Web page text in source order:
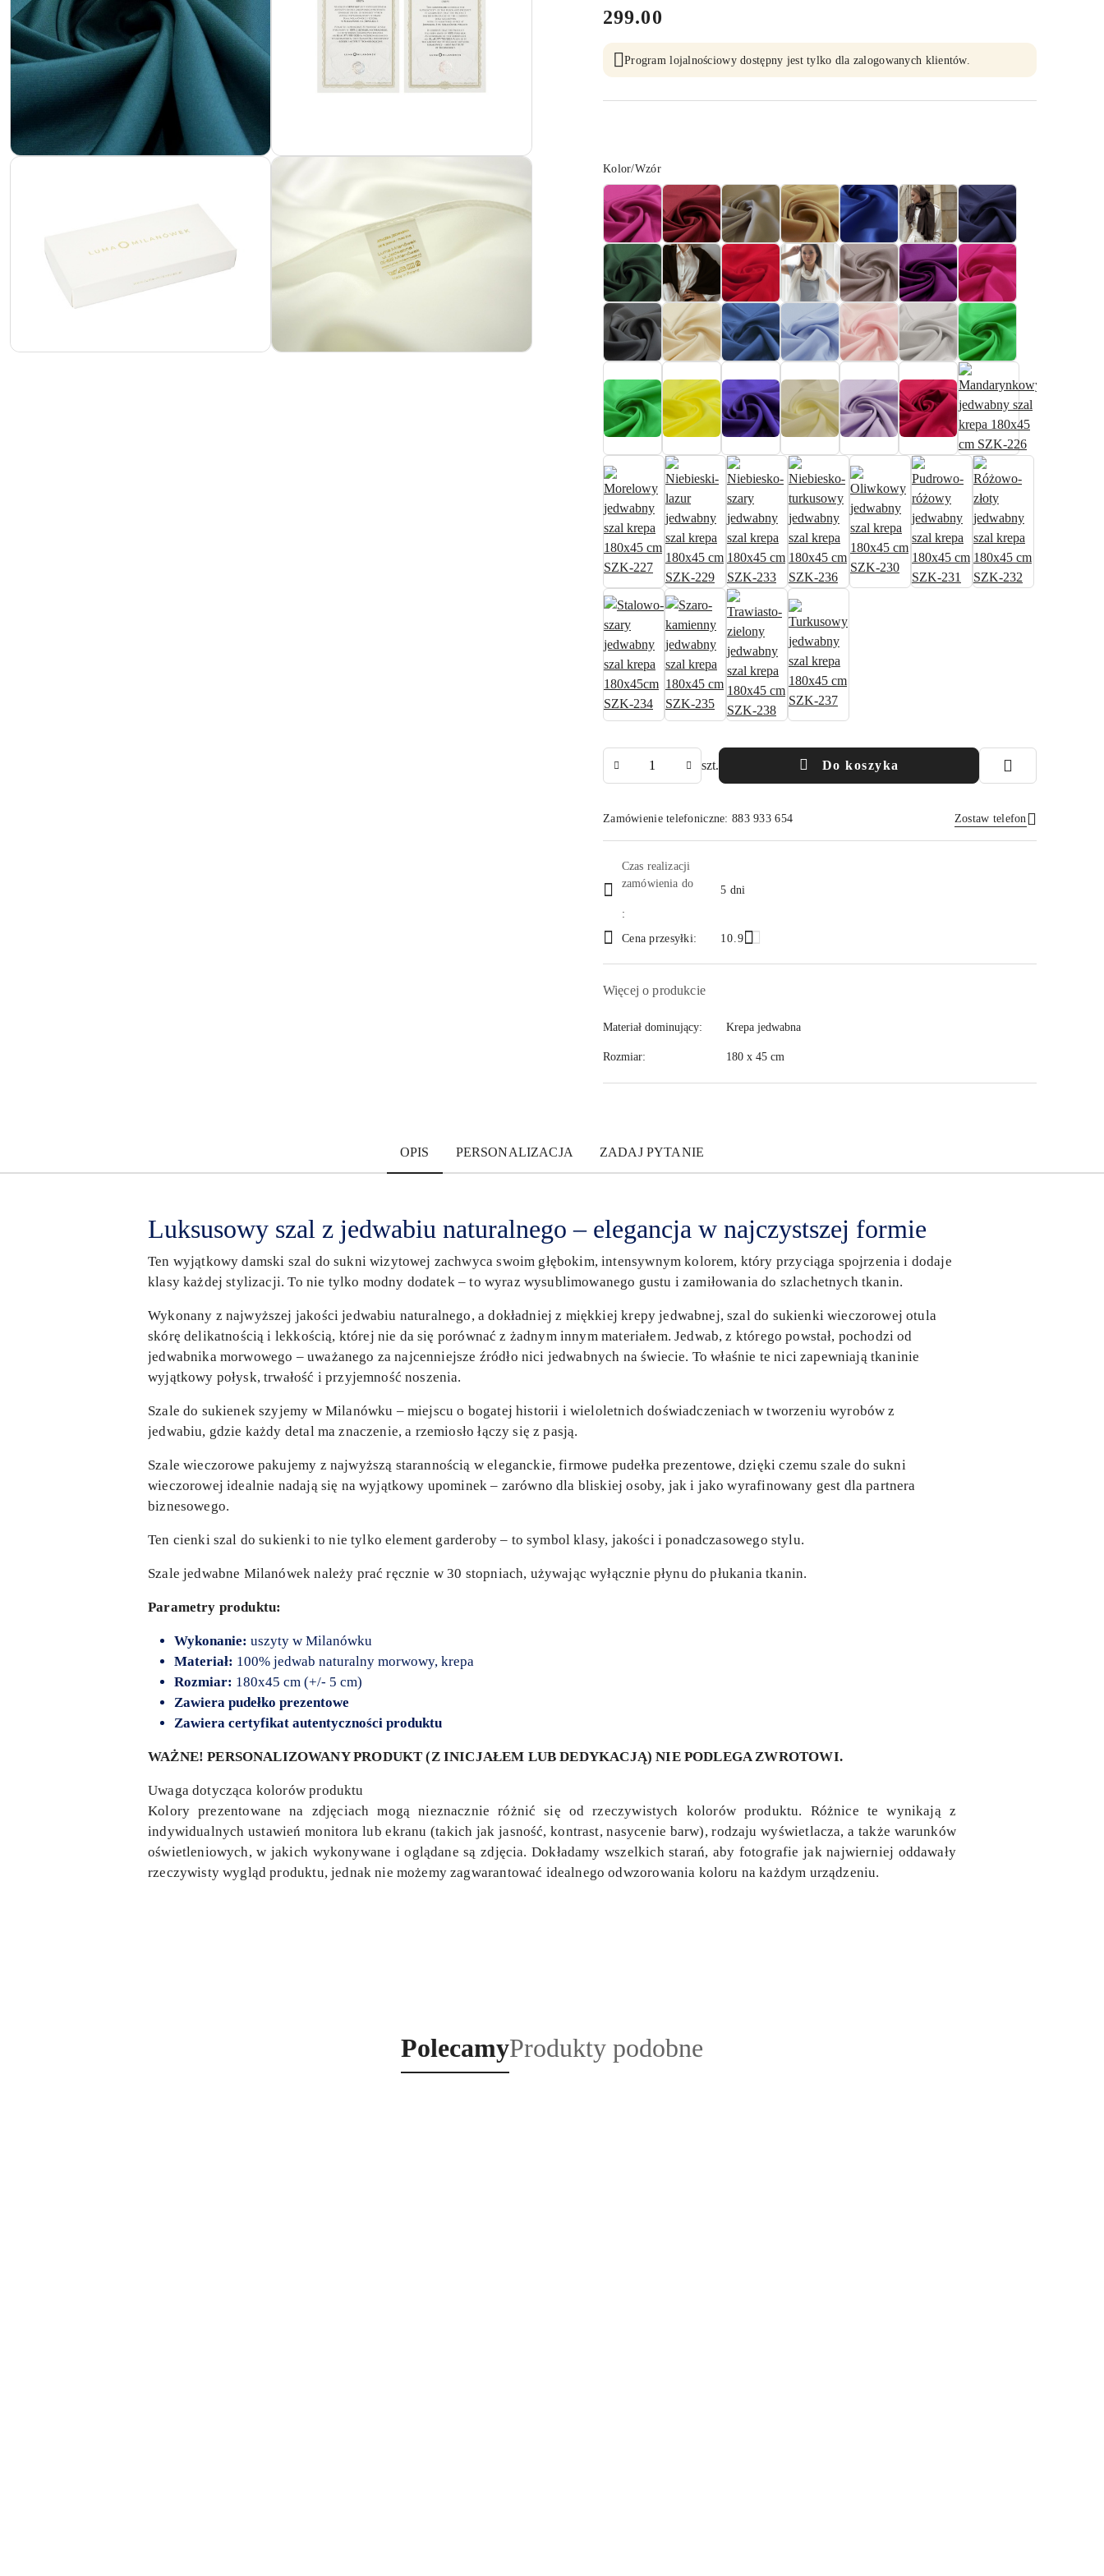
cena:
299.00
Program lojalnościowy dostępny jest tylko dla zalogowanych klientów.
Wariant
Kolor/Wzór
szt. Do koszyka
Zamówienie telefoniczne: 883 933 654 Zostaw telefon
Wyślij
i
dostawa
Czas realizacji
zamówienia do
:
5 dni
Cena przesyłki: 10.9
Więcej o produkcie
Materiał dominujący: Krepa jedwabna
Rozmiar: 180 x 45 cm
OPIS PERSONALIZACJA ZADAJ PYTANIE
Luksusowy szal z jedwabiu naturalnego – elegancja w najczystszej formie
Ten wyjątkowy damski szal do sukni wizytowej zachwyca swoim głębokim, intensywnym kolorem, który przyciąga spojrzenia i dodaje
klasy każdej stylizacji. To nie tylko modny dodatek – to wyraz wysublimowanego gustu i zamiłowania do szlachetnych tkanin.
Wykonany z najwyższej jakości jedwabiu naturalnego, a dokładniej z miękkiej krepy jedwabnej, szal do sukienki wieczorowej otula
skórę delikatnością i lekkością, której nie da się porównać z żadnym innym materiałem. Jedwab, z którego powstał, pochodzi od
jedwabnika morwowego – uważanego za najcenniejsze źródło nici jedwabnych na świecie. To właśnie te nici zapewniają tkaninie
wyjątkowy połysk, trwałość i przyjemność noszenia.
Szale do sukienek szyjemy w Milanówku – miejscu o bogatej historii i wieloletnich doświadczeniach w tworzeniu wyrobów z
jedwabiu, gdzie każdy detal ma znaczenie, a rzemiosło łączy się z pasją.
Szale wieczorowe pakujemy z najwyższą starannością w eleganckie, firmowe pudełka prezentowe, dzięki czemu szale do sukni
wieczorowej idealnie nadają się na wyjątkowy upominek – zarówno dla bliskiej osoby, jak i jako wyrafinowany gest dla partnera
biznesowego.
Ten cienki szal do sukienki to nie tylko element garderoby – to symbol klasy, jakości i ponadczasowego stylu.
Szale jedwabne Milanówek należy prać ręcznie w 30 stopniach, używając wyłącznie płynu do płukania tkanin.
Parametry produktu:
Wykonanie: uszyty w Milanówku
Materiał: 100% jedwab naturalny morwowy, krepa
Rozmiar: 180x45 cm (+/- 5 cm)
Zawiera pudełko prezentowe
Zawiera certyfikat autentyczności produktu
WAŻNE! PERSONALIZOWANY PRODUKT (Z INICJAŁEM LUB DEDYKACJĄ) NIE PODLEGA ZWROTOWI.
Uwaga dotycząca kolorów produktu
Kolory prezentowane na zdjęciach mogą nieznacznie różnić się od rzeczywistych kolorów produktu. Różnice te wynikają z
indywidualnych ustawień monitora lub ekranu (takich jak jasność, kontrast, nasycenie barw), rodzaju wyświetlacza, a także warunków
oświetleniowych, w jakich wykonywane i oglądane są zdjęcia. Dokładamy wszelkich starań, aby fotografie jak najwierniej oddawały
rzeczywisty wygląd produktu, jednak nie możemy zagwarantować idealnego odwzorowania koloru na każdym urządzeniu.
Produkty
o
PolecamyProdukty
o
Produkty podobne